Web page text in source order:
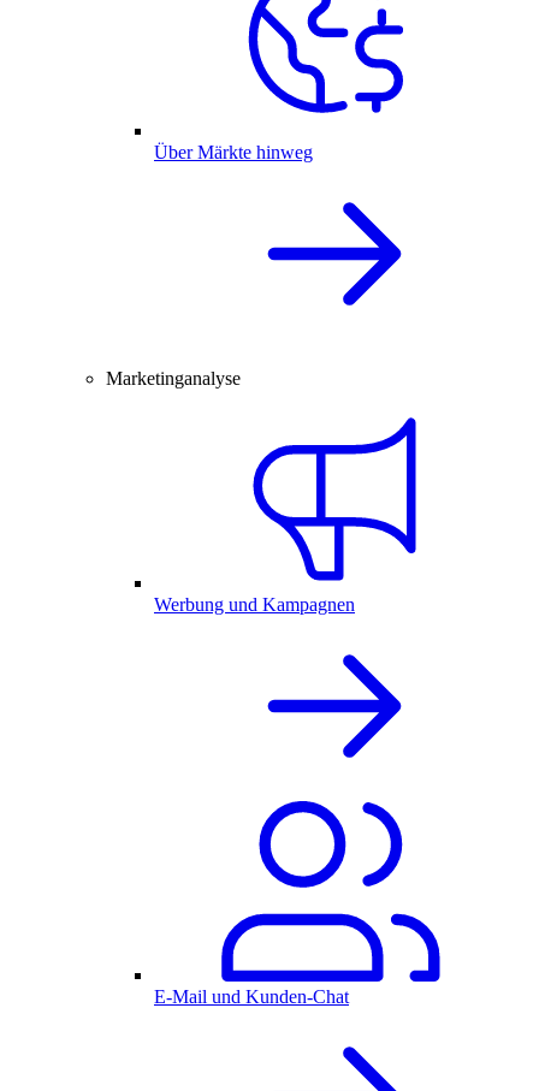
Über Märkte hinweg
Marketinganalyse
Werbung und Kampagnen
E-Mail und Kunden-Chat